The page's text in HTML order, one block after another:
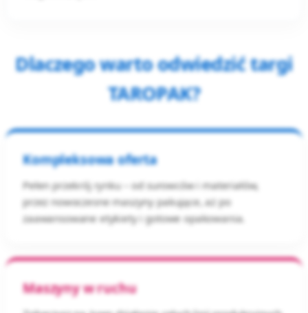
Dlaczego warto odwiedzić targi
TAROPAK?
Kompleksowa oferta
Pełen przekrój rynku – od surowców i materiałów,
przez nowoczesne maszyny pakujące, aż po
zaawansowane etykiety i gotowe opakowania.
Maszyny w ruchu